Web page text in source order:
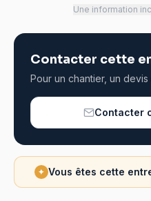
Une information
Contacter cette
Pour un chantier, un
Contacter
✦ Vous êtes cette